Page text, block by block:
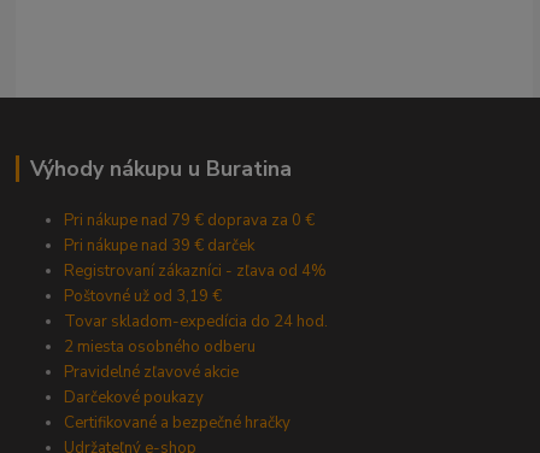
Výhody nákupu u Buratina
Pri nákupe nad 79 € doprava za 0 €
Pri nákupe nad 39 € darček
Registrovaní zákazníci - zľava od 4%
Poštovné už od 3,19 €
Tovar skladom-expedícia do 24 hod.
2 miesta osobného odberu
Pravidelné zľavové akcie
Darčekové poukazy
Certifikované a bezpečné hračky
Udržateľný e-shop